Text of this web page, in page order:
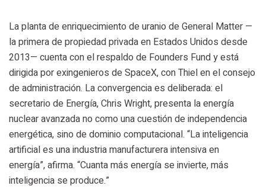
La planta de enriquecimiento de uranio de General Matter —
la primera de propiedad privada en Estados Unidos desde
2013— cuenta con el respaldo de Founders Fund y está
dirigida por exingenieros de SpaceX, con Thiel en el consejo
de administración. La convergencia es deliberada: el
secretario de Energía, Chris Wright, presenta la energía
nuclear avanzada no como una cuestión de independencia
energética, sino de dominio computacional. “La inteligencia
artificial es una industria manufacturera intensiva en
energía”, afirma. “Cuanta más energía se invierte, más
inteligencia se produce.”